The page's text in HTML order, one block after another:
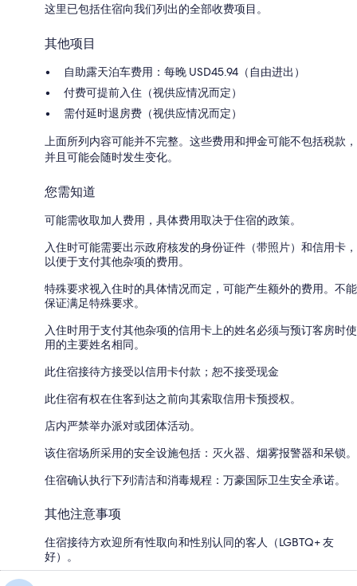
这里已包括住宿向我们列出的全部收费项目。
其他项目
自助露天泊车费用：每晚 USD45.94（自由进出）
付费可提前入住（视供应情况而定）
需付延时退房费（视供应情况而定）
上面所列内容可能并不完整。这些费用和押金可能不包括税款，
并且可能会随时发生变化。
您需知道
可能需收取加人费用，具体费用取决于住宿的政策。
入住时可能需要出示政府核发的身份证件（带照片）和信用卡，
以便于支付其他杂项的费用。
特殊要求视入住时的具体情况而定，可能产生额外的费用。不能
保证满足特殊要求。
入住时用于支付其他杂项的信用卡上的姓名必须与预订客房时使
用的主要姓名相同。
此住宿接待方接受以信用卡付款；恕不接受现金
此住宿有权在住客到达之前向其索取信用卡预授权。
店内严禁举办派对或团体活动。
该住宿场所采用的安全设施包括：灭火器、烟雾报警器和呆锁。
住宿确认执行下列清洁和消毒规程：万豪国际卫生安全承诺。
其他注意事项
住宿接待方欢迎所有性取向和性别认同的客人（LGBTQ+ 友
好）。